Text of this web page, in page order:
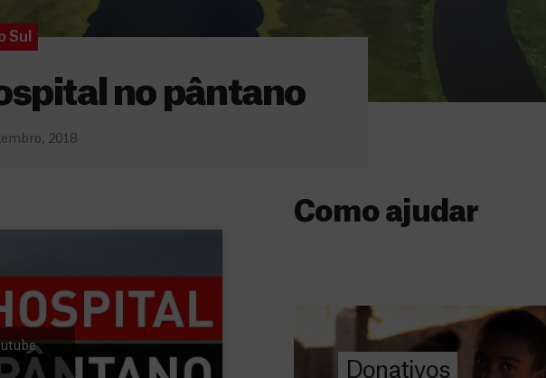
Sul
no pântano
2018
Como ajudar
Donativos
ajuda-nos a levar cuidados médicos
a quem mais precisa.